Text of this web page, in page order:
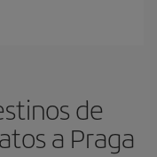
de
a Praga